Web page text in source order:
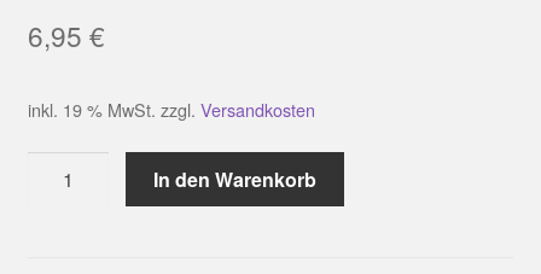
6,95 €
inkl. 19 % MwSt. zzgl. Versandkosten
Ährenzweige
In den Warenkorb